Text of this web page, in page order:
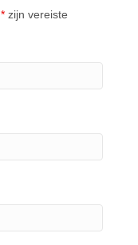
* zijn vereiste